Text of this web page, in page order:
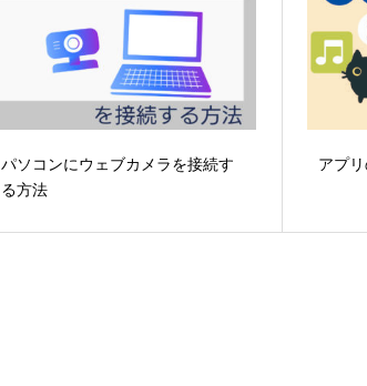
パソコンにウェブカメラを接続す
る方法
アプ